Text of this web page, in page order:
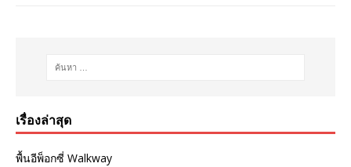
เรื่องล่าสุด
พื้นอีพ็อกซี่ Walkway